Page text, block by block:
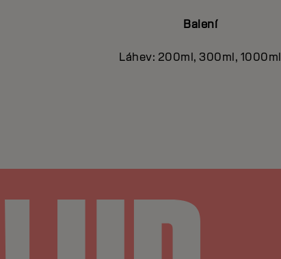
Balení
Láhev: 200ml, 300ml, 1000ml